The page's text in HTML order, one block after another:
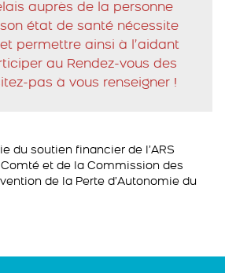
auprès de la personne
état de santé nécessite
permettre ainsi à l’aidant
au Rendez-vous des
pas à vous renseigner !
du soutien financier de l’ARS
et de la Commission des
de la Perte d’Autonomie du